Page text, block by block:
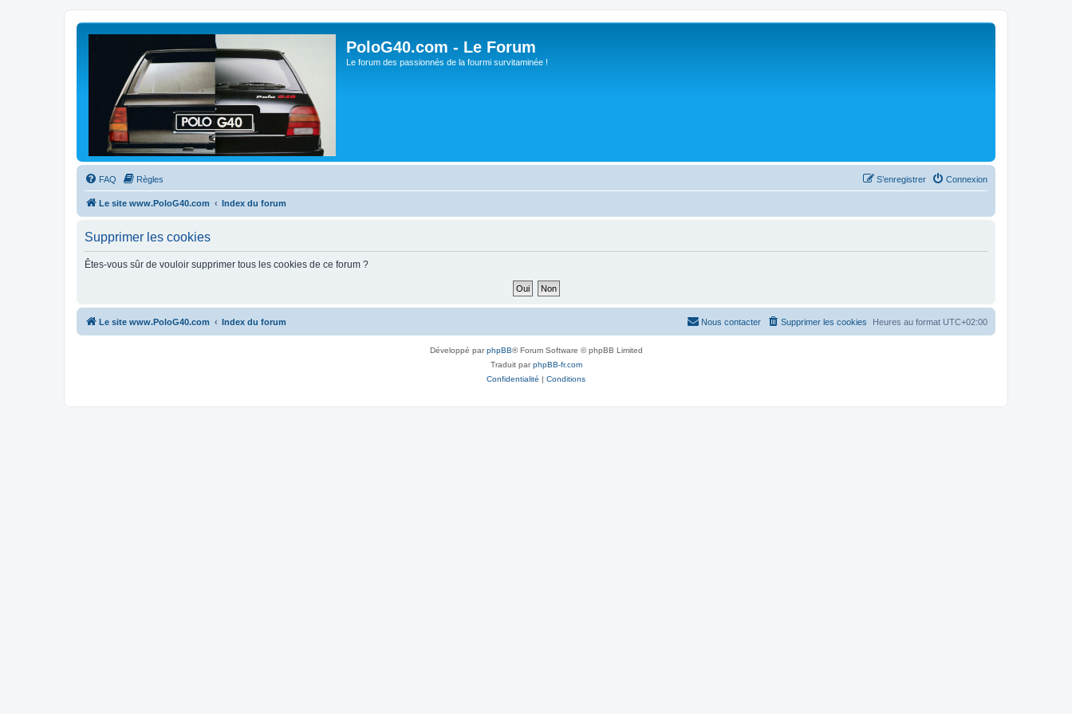
PoloG40.com - Le Forum
Le forum des passionnés de la fourmi survitaminée !
FAQ Règles Connexion
S’enregistrer
Le site www.PoloG40.com Index du forum
Supprimer les cookies
Êtes-vous sûr de vouloir supprimer tous les cookies de ce forum ?
Le site www.PoloG40.com Index du forum Heures au format UTC+02:00
Supprimer les cookies
Nous contacter
Développé parphpBB® Forum Software © phpBB Limited
Traduit parphpBB-fr.com
Confidentialité | Conditions